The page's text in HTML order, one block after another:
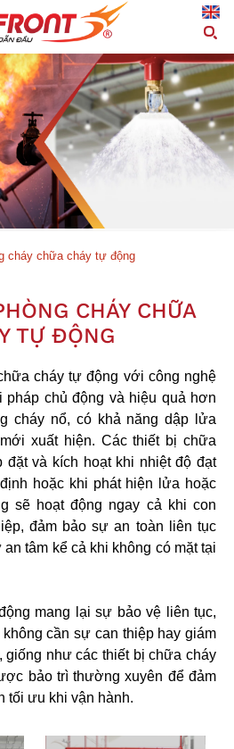
cháy chữa cháy tự động
CHÁY CHỮA
TỰ ĐỘNG
cháy tự động với công nghệ
pháp chủ động và hiệu quả hơn
cháy nổ, có khả năng dập lửa
xuất hiện. Các thiết bị chữa
và kích hoạt khi nhiệt độ đạt
hoặc khi phát hiện lửa hoặc
sẽ hoạt động ngay cả khi con
đảm bảo sự an toàn liên tục
tâm kể cả khi không có mặt tại
mang lại sự bảo vệ liên tục,
cần sự can thiệp hay giám
giống như các thiết bị chữa cháy
bảo trì thường xuyên để đảm
tối ưu khi vận hành.